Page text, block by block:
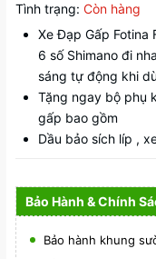
Tình trạng: Còn hàng
Xe Đạp Gấp
6 số Shimano đi
sáng tự động khi
Tặng ngay bộ phụ
gấp bao gồm
Dầu bảo sích líp ,
Bảo Hành & Chính
Bảo hành khung